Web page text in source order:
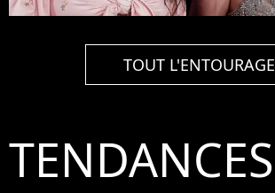
TOUT L'ENTOURAGE
TENDANCES